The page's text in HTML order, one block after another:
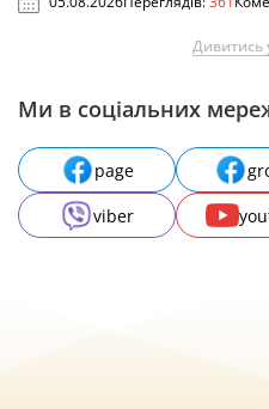
Дивитись
Ми в соціальних
page
viber